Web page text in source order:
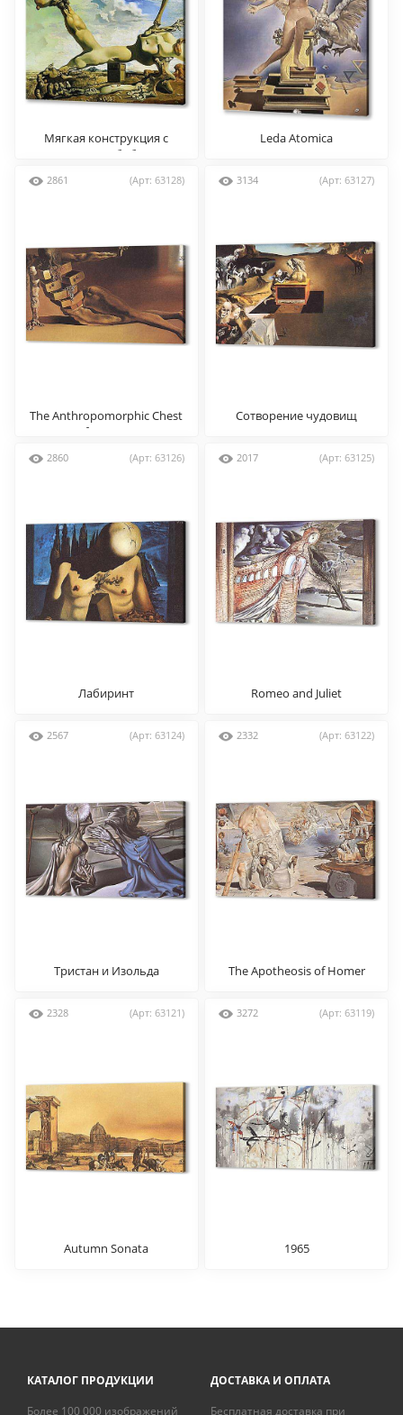
Мягкая конструкция с
варёными бобами
гражданской войны)
Leda Atomica
2861 (Арт: 63128)
The Anthropomorphic Chest
of Drawers
3134 (Арт: 63127)
Сотворение чудовищ
2860 (Арт: 63126)
Лабиринт
2017 (Арт: 63125)
Romeo and Juliet
2567 (Арт: 63124)
Тристан и Изольда
2332 (Арт: 63122)
The Apotheosis of Homer
2328 (Арт: 63121)
Autumn Sonata
3272 (Арт: 63119)
1965
КАТАЛОГ ПРОДУКЦИИ
Более 100 000 изображений
ДОСТАВКА И ОПЛАТА
Бесплатная доставка при